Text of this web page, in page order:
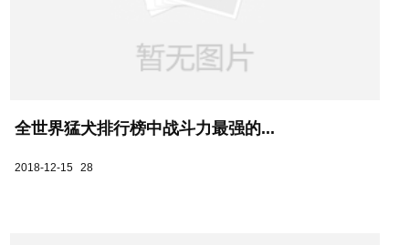
全世界猛犬排行榜中战斗力最强的...
2018-12-15 28